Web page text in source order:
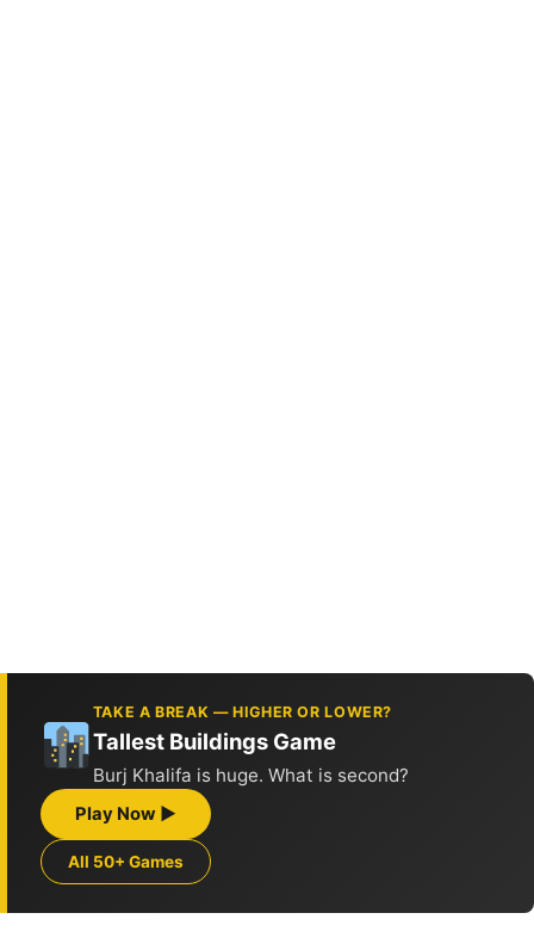
TAKE A BREAK — HIGHER OR LOWER?
Tallest Buildings Game
Burj Khalifa is huge. What is second?
Play Now ▶
All 50+ Games